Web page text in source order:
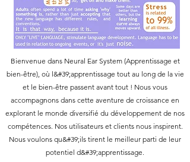
Bienvenue dans Neural Ear System (Apprentissage et
bien-être), où l&#39;apprentissage tout au long de la vie
et le bien-être passent avant tout ! Nous vous
accompagnons dans cette aventure de croissance en
explorant le monde diversifié du développement de nos
compétences. Nos utilisateurs et clients nous inspirent.
Nous voulons qu&#39;ils tirent le meilleur parti de leur
potentiel d&#39;apprentissage.